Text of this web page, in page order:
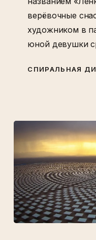
верёвочные
художником в
юной девушки
СПИРАЛЬНАЯ